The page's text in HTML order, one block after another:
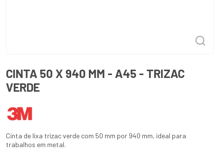
CINTA 50 X 940 MM - A45 - TRIZAC
VERDE
Cinta de lixa trizac verde com 50 mm por 940 mm, ideal para
trabalhos em metal.